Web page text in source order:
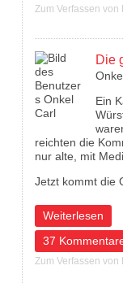
Zum Verfassen
Die
Ein
reichten die
nur alte, mit
Jetzt kommt die
Weiterlesen
über Die guten
37
Zum Verfassen